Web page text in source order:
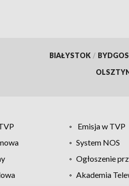
BIAŁYSTOK /
Emisja w TVP
System NOS
Ogłoszenie
Akademia